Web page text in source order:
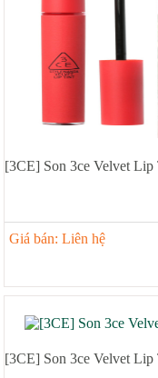
[3CE] Son 3ce Velvet Lip
Giá bán: Liên hệ
[3CE] Son 3ce Velvet